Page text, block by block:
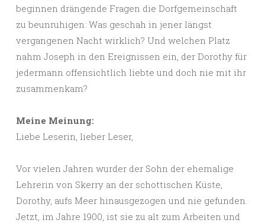
beginnen drängende Fragen die Dorfgemeinschaft
zu beunruhigen: Was geschah in jener längst
vergangenen Nacht wirklich? Und welchen Platz
nahm Joseph in den Ereignissen ein, der Dorothy für
jedermann offensichtlich liebte und doch nie mit ihr
zusammenkam?
Meine Meinung:
Liebe Leserin, lieber Leser,
Vor vielen Jahren wurder der Sohn der ehemalige
Lehrerin von Skerry an der schottischen Küste,
Dorothy, aufs Meer hinausgezogen und nie gefunden.
Jetzt, im Jahre 1900, ist sie zu alt zum Arbeiten und